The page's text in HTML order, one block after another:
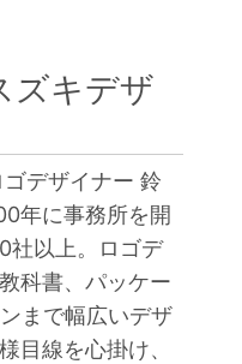
ズキデザ
デザイナー 鈴
年に事務所を開
社以上。ロゴデ
科書、パッケー
まで幅広いデザ
目線を心掛け、